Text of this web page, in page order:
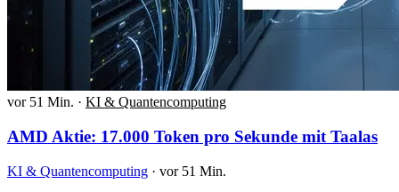
vor 51 Min. · KI & Quantencomputing
AMD Aktie: 17.000 Token pro Sekunde mit Taalas
KI & Quantencomputing · vor 51 Min.